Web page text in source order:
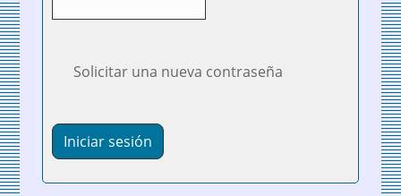
Solicitar una nueva contraseña